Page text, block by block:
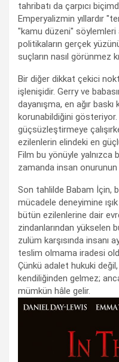
tahribatı da çarpıcı
Emperyalizmin yıllardır
"kamu düzeni" söylemleri
politikaların gerçek
suçların nasıl görünmez
Bir diğer dikkat çekici
işlenişidir. Gerry ve
dayanışma, en ağır
korunabildiğini gösteriyor.
güçsüzleştirmeye
ezilenlerin elindeki en
Film bu yönüyle yalnızca
zamanda insan
Son tahlilde Babam İçin,
mücadele deneyimine
bütün ezilenlerine dair
zindanlarından yükselen
zulüm karşısında insanı
teslim olmama iradesi
Çünkü adalet hukuki
kendiliğinden gelmez;
mümkün hâle gelir.